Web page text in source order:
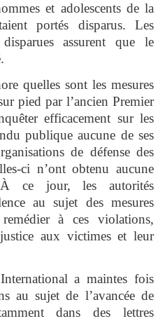
et adolescents de la
portés disparus. Les
assurent que le
quelles sont les mesures
pied par l’ancien Premier
efficacement sur les
publique aucune de ses
de défense des
ci n’ont obtenu aucune
ce jour, les autorités
au sujet des mesures
à ces violations,
aux victimes et leur
a maintes fois
au sujet de l’avancée de
dans des lettres